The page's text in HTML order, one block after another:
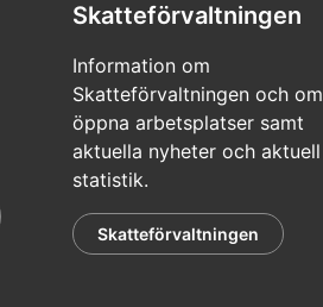
Skatteförvaltningen
Information om
Skatteförvaltningen och om
öppna arbetsplatser samt
aktuella nyheter och aktuell
statistik.
Skatteförvaltningen